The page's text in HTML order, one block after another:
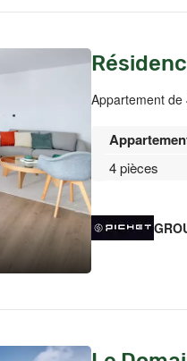
Appartement
4 pièces